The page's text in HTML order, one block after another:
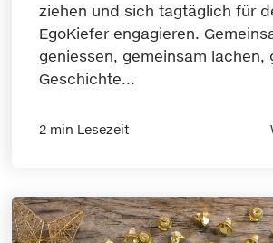
ziehen und sich tagtäglich für
EgoKiefer engagieren.
geniessen, gemeinsam lachen,
Geschichte...
2 min Lesezeit